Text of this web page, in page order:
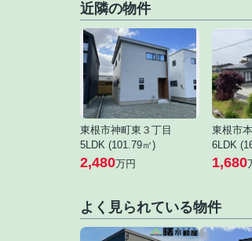
近隣の物件
東根市神町東３丁目
5LDK (101.79㎡)
2,480万円
東根市
6LDK
1,680
よく見られている物件